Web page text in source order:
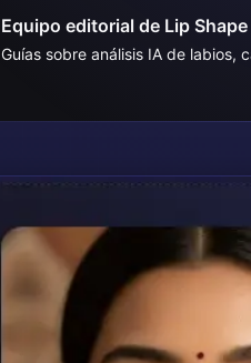
Equipo editorial de Lip
Guías sobre análisis IA de